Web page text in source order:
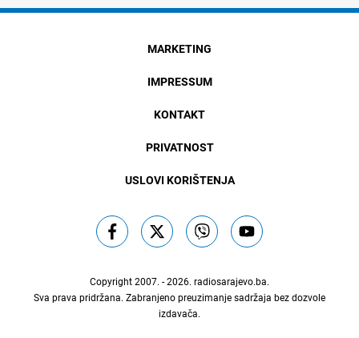
MARKETING
IMPRESSUM
KONTAKT
PRIVATNOST
USLOVI KORIŠTENJA
Copyright 2007. - 2026. radiosarajevo.ba.
Sva prava pridržana. Zabranjeno preuzimanje sadržaja bez dozvole
izdavača.